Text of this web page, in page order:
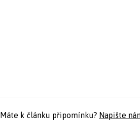
Máte k článku připomínku? Napište